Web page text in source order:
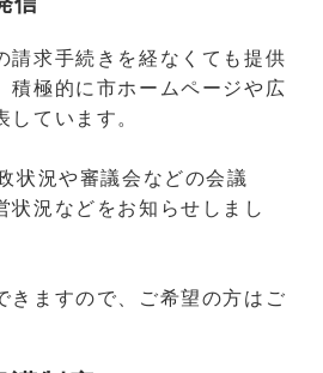
請求手続きを経なくても提供
積極的に市ホームページや広
しています。
状況や審議会などの会議
状況などをお知らせしまし
きますので、ご希望の方はご